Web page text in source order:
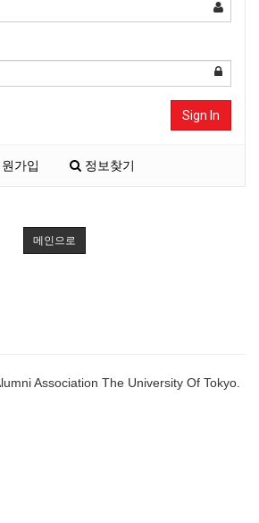
Sign In
가입 정보찾기
메인으로
Association The University Of Tokyo.